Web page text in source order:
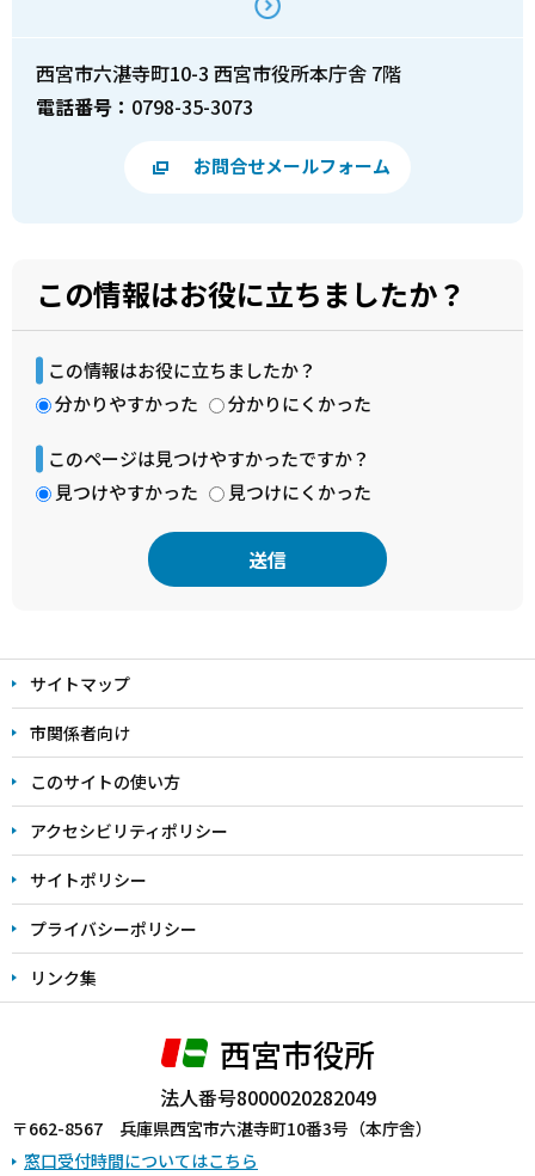
西宮市六湛寺町10-3 西宮市役所本庁舎 7階
電話番号： 0798-35-3073
お問合せメールフォーム
この情報はお役に立ちましたか？
この情報はお役に立ちましたか？
分かりやすかった
分かりにくかった
このページは見つけやすかったですか？
見つけやすかった
見つけにくかった
文
こ
こ
ま
で
サイトマップ
市関係者向け
このサイトの使い方
アクセシビリティポリシー
サイトポリシー
プライバシーポリシー
リンク集
西宮市役所
法人番号8000020282049
〒662-8567 兵庫県西宮市六湛寺町10番3号（本庁舎）
窓口受付時間についてはこちら